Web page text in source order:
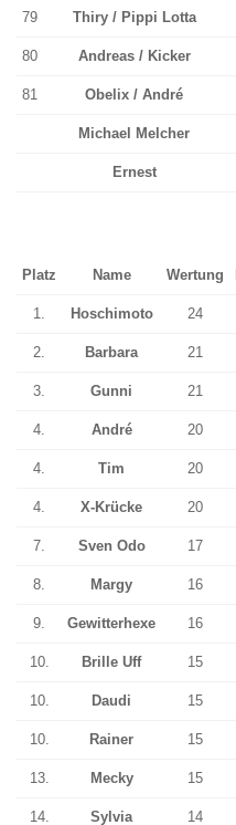
79 Thiry / Pippi Lotta
80 Andreas / Kicker
81 Obelix / André
Michael Melcher
Ernest
Platz Name Wertung
1. Hoschimoto 24
2. Barbara 21
3. Gunni 21
4. André 20
4. Tim 20
4. X-Krücke 20
7. Sven Odo 17
8. Margy 16
9. Gewitterhexe 16
10. Brille Uff 15
10. Daudi 15
10. Rainer 15
13. Mecky 15
14. Sylvia 14